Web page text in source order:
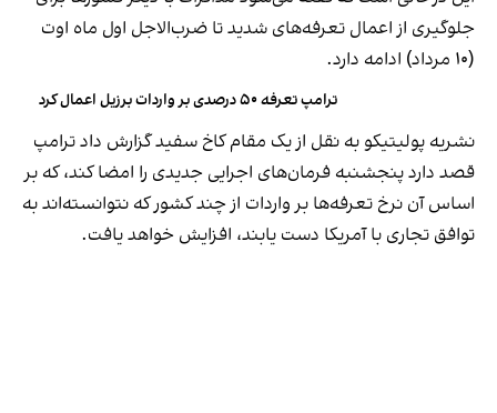
جلوگیری از اعمال تعرفه‌های شدید تا ضرب‌الاجل اول ماه اوت
(۱۰ مرداد) ادامه دارد.
ترامپ تعرفه ۵۰ درصدی بر واردات برزیل اعمال کرد
نشریه پولیتیکو به نقل از یک مقام کاخ سفید گزارش داد ترامپ
قصد دارد پنجشنبه فرمان‌های اجرایی جدیدی را امضا کند، که بر
اساس آن نرخ تعرفه‌ها بر واردات از چند کشور که نتوانسته‌اند به
توافق تجاری با آمریکا دست یابند، افزایش خواهد یافت.